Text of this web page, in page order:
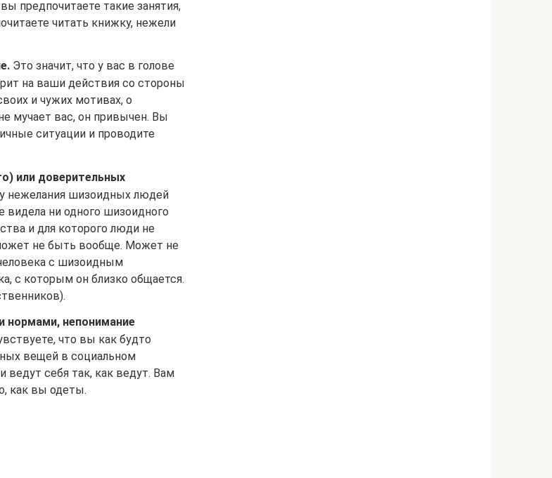
предпочитаете такие занятия,
читать книжку, нежели
Это значит, что у вас в голове
на ваши действия со стороны
и чужих мотивах, о
мучает вас, он привычен. Вы
ситуации и проводите
или доверительных
нежелания шизоидных людей
видела ни одного шизоидного
и для которого люди не
не быть вообще. Может не
с шизоидным
с которым он близко общается.
нормами, непонимание
что вы как будто
вещей в социальном
себя так, как ведут. Вам
как вы одеты.